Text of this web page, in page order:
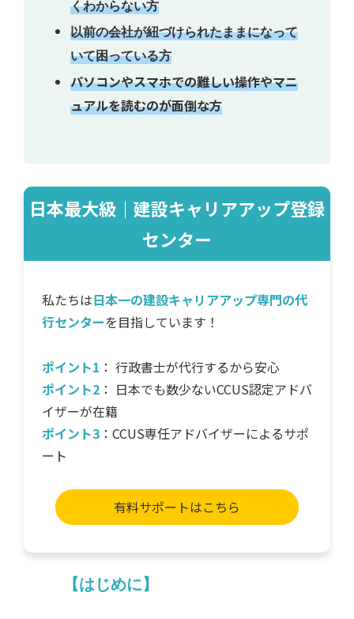
くわからない方
以前の会社が紐づけられたままになって
いて困っている方
パソコンやスマホでの難しい操作やマニ
ュアルを読むのが面倒な方
日本最大級｜建設キャリアアップ登録
センター
私たちは日本一の建設キャリアアップ専門の代
行センターを目指しています！
ポイント1 ： 行政書士が代行するから安心
ポイント2： 日本でも数少ないCCUS認定アドバ
イザーが在籍
ポイント3：CCUS専任アドバイザーによるサポ
ート
有料サポートはこちら
【はじめに】